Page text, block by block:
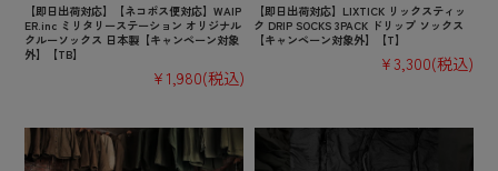
【即日出荷対応】【ネコポス便対応】WAIP
ER.inc ミリタリーステーション オリジナル
クルーソックス 日本製【キャンペーン対象
外】【TB】
¥1,980(税込)
【即日出荷対応】LIXTICK リックスティッ
ク DRIP SOCKS 3PACK ドリップ ソックス
【キャンペーン対象外】【T】
¥3,300(税込)